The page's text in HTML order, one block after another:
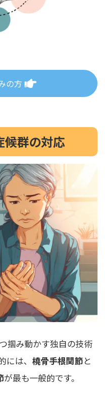
の方
候群の対応
掴み動かす独自の技術
は、 橈骨手根関節と
が最も一般的です。